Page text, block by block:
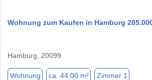
Wohnung zum Kaufen in Hamburg
Hamburg, 20099
Wohnung ca. 44,00 m² Zimmer 1